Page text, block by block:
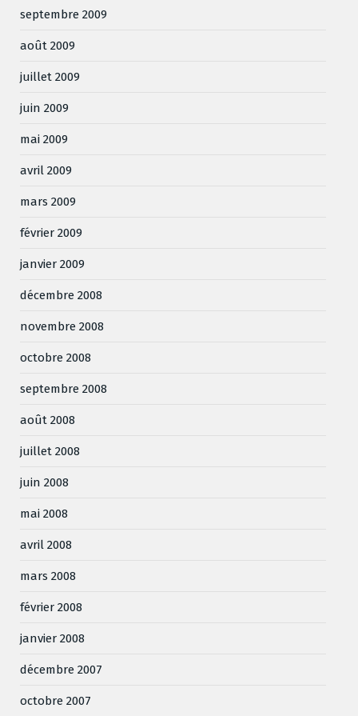
septembre 2009
août 2009
juillet 2009
juin 2009
mai 2009
avril 2009
mars 2009
février 2009
janvier 2009
décembre 2008
novembre 2008
octobre 2008
septembre 2008
août 2008
juillet 2008
juin 2008
mai 2008
avril 2008
mars 2008
février 2008
janvier 2008
décembre 2007
octobre 2007